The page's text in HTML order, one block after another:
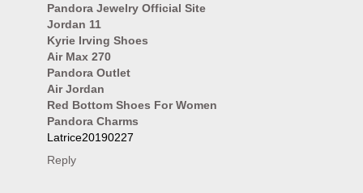
Pandora Jewelry Official Site
Jordan 11
Kyrie Irving Shoes
Air Max 270
Pandora Outlet
Air Jordan
Red Bottom Shoes For Women
Pandora Charms
Latrice20190227
Reply